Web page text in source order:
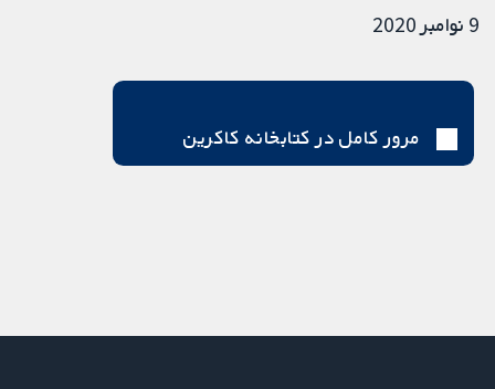
9 نوامبر 2020
مرور کامل در کتابخانه کاکرین